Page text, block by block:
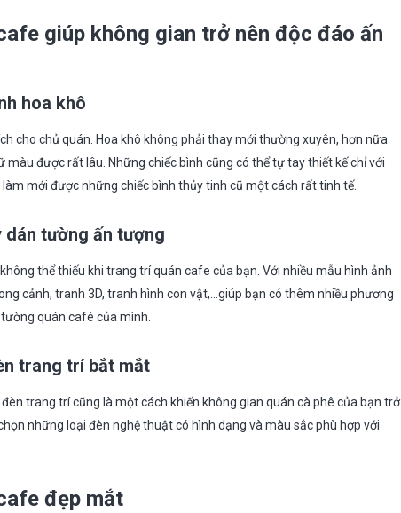
giúp không gian trở nên độc đáo ấn
hoa khô
cho chủ quán. Hoa khô không phải thay mới thường xuyên, hơn nữa
được rất lâu. Những chiếc bình cũng có thể tự tay thiết kế chỉ với
mới được những chiếc bình thủy tinh cũ một cách rất tinh tế.
dán tường ấn tượng
thể thiếu khi trang trí quán cafe của bạn. Với nhiều mẫu hình ảnh
cảnh, tranh 3D, tranh hình con vật,…giúp bạn có thêm nhiều phương
quán café của mình.
trang trí bắt mắt
trang trí cũng là một cách khiến không gian quán cà phê của bạn trở
những loại đèn nghệ thuật có hình dạng và màu sắc phù hợp với
đẹp mắt